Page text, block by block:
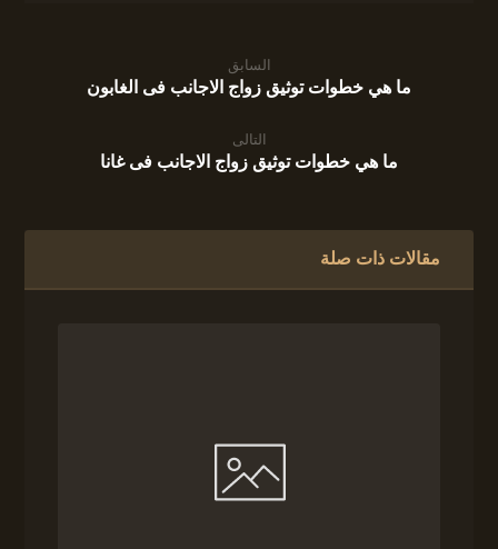
السابق
ما هي خطوات توثيق زواج الاجانب فى الغابون
التالى
ما هي خطوات توثيق زواج الاجانب فى غانا
مقالات ذات صلة